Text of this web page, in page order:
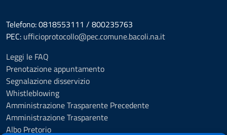
Telefono: 0818553111 / 800235763
PEC: ufficioprotocollo@pec.comune.bacoli.na.it
Leggi le FAQ
Prenotazione appuntamento
Segnalazione disservizio
Whistleblowing
Amministrazione Trasparente Precedente
Amministrazione Trasparente
Albo Pretorio